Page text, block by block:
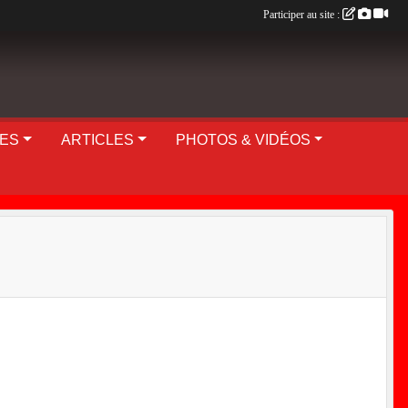
ARTICLES PHOTOS & VIDÉOS
Participer au site :